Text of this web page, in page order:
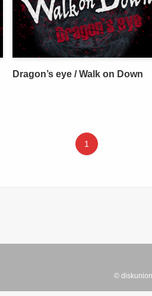
Dragon’s eye / Walk on Down
1
©